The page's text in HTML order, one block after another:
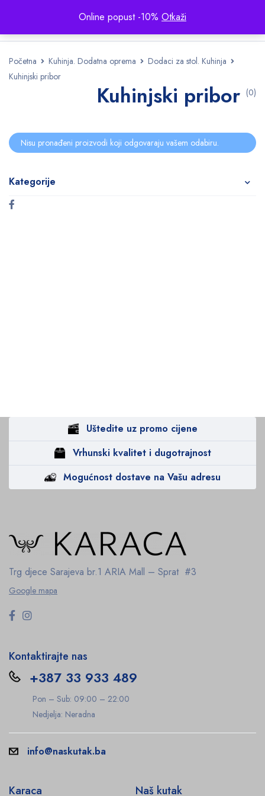
Online popust -10% Otkaži
Početna Kuhinja. Dodatna oprema
Dodaci za stol. Kuhinja
Kuhinjski pribor
Kuhinjski pribor (0)
Kategorije
Nisu pronađeni proizvodi koji odgovaraju vašem odabiru.
Uštedite uz promo cijene
Vrhunski kvalitet i dugotrajnost
Mogućnost dostave na Vašu adresu
Trg djece Sarajeva br.1 ARIA Mall – Sprat #3
Google mapa
Kontaktirajte nas
+387 33 933 489
Pon – Sub: 09:00 – 22:00
Nedjelja: Neradna
info@naskutak.ba
Karaca Naš kutak